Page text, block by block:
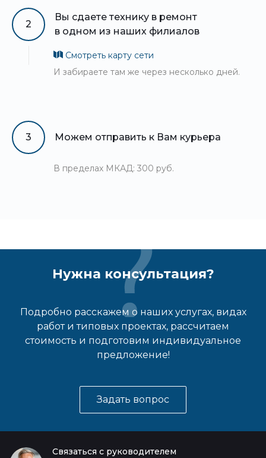
2
Вы сдаете технику в ремонт
в одном из наших филиалов
Смотреть карту сети
И забираете там же через несколько дней.
3 Можем отправить к Вам курьера
В пределах МКАД: 300 руб.
Нужна консультация?
Подробно расскажем о наших услугах, видах
работ и типовых проектах, рассчитаем
стоимость и подготовим индивидуальное
предложение!
Задать вопрос
Связаться с руководителем